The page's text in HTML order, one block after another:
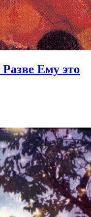
Разве Ему это